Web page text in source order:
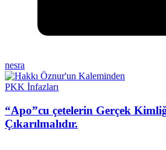
nesra
PKK İnfazları
“Apo”cu çetelerin Gerçek
Çıkarılmalıdır.